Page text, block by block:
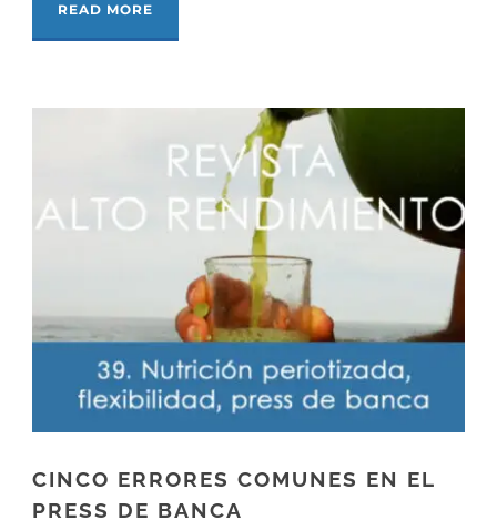
READ MORE
CINCO ERRORES COMUNES EN EL
PRESS DE BANCA